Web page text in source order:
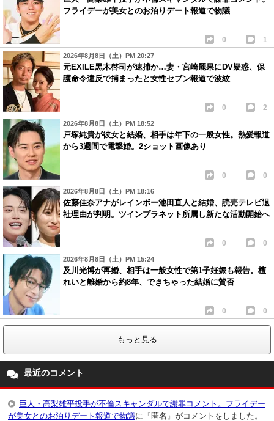
フライデーが美女とのお泊りデート報道で物議
0 1
2026年8月8日（土）PM 20:27
元EXILE黒木啓司が逮捕か…妻・宮崎麗果にDV疑惑、保
護命令違反で捕まったと女性セブン報道で波紋
0 2
2026年8月8日（土）PM 18:52
戸塚純貴が彼女と結婚、相手は年下の一般女性。熱愛報道
から3週間で電撃婚。2ショット画像あり
0 0
2026年8月8日（土）PM 18:16
佐藤佳奈アナがレインボー池田直人と結婚、読売テレビ退
社理由が判明。ツインプラネット所属し新たな活動開始へ
0 0
2026年8月8日（土）PM 15:24
及川光博が再婚、相手は一般女性で第1子妊娠も報告。檀
れいと離婚から約8年、できちゃった結婚に賛否
0 0
もっと見る
最近のコメント
巨人・高梨雄平投手が不倫スキャンダルで謝罪コメント。フライデー
が美女とのお泊りデート報道で物議に『匿名』がコメントをしました。